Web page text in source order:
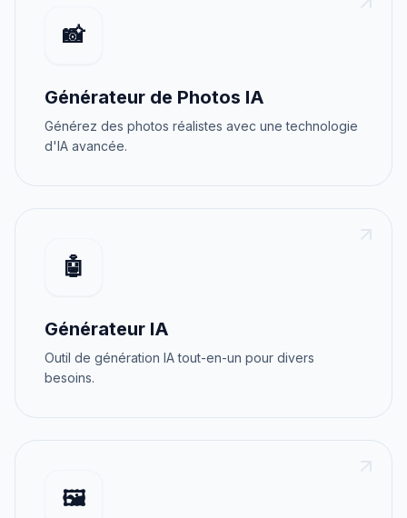
📸
Générateur de Photos IA
Générez des photos réalistes avec une technologie
d'IA avancée.
🤖
Générateur IA
Outil de génération IA tout-en-un pour divers
besoins.
🖼️